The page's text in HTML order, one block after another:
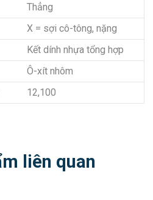
Thẳng
X = sợi cô-tông, nặng
Kết dính nhựa tổng hợp
Ô-xít nhôm
12,100
liên quan